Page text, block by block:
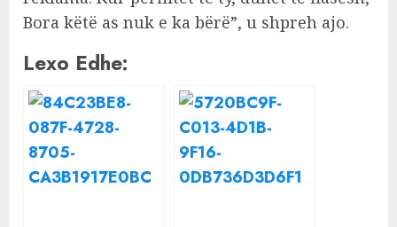
Bora këtë as nuk e ka bërë”, u shpreh ajo.
Lexo Edhe: